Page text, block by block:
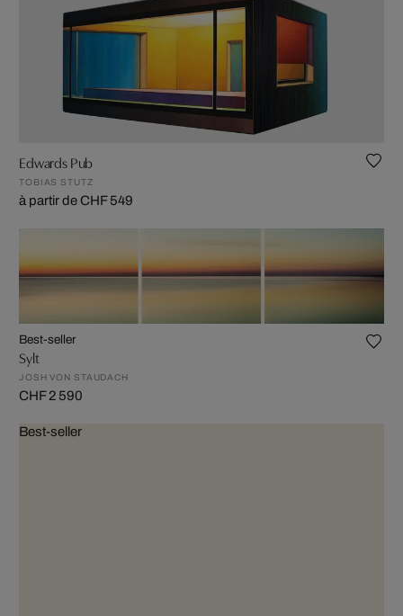
Edwards Pub
TOBIAS STUTZ
à partir de CHF 549
Best-seller
Sylt
JOSH VON STAUDACH
CHF 2 590
Best-seller